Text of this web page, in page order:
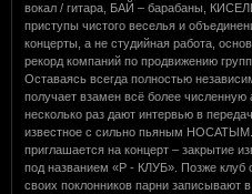
вокал / гитара, БАЙ – барабаны,
приступы чистого веселья и
концерты, а не студийная работа,
рекорд компаний по продвижению
Оставаясь всегда полностью
получает взамен всё более
несколько раз дают интервью в
известное с сильно пьяным
приглашается на концерт – закрытие
под названием «Р - КЛУБ». Позже клуб
своих поклонников парни записывают